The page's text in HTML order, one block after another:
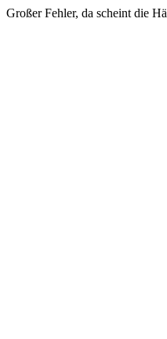
Großer Fehler, da scheint die